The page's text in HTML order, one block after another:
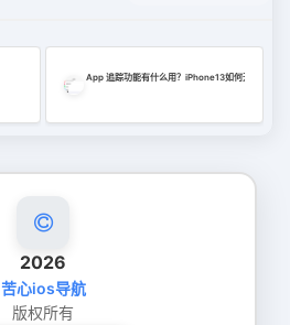
App 追踪功能有什么用？iPhone13如何开启App
2026
苦心ios导航
版权所有